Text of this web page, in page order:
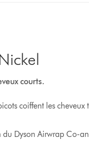
courts.
coiffent les cheveux
du Dyson Airwrap Co-